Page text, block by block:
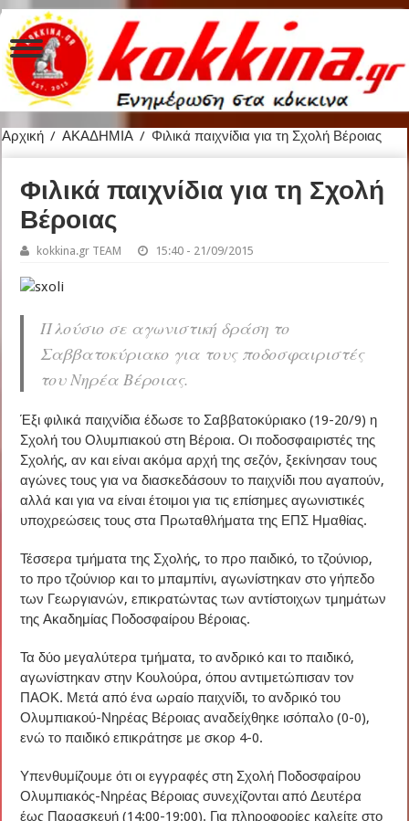
Αρχική / ΑΚΑΔΗΜΙΑ / Φιλικά παιχνίδια για τη Σχολή Βέροιας
Φιλικά παιχνίδια για τη Σχολή
Βέροιας
kokkina.gr TEAM 15:40 - 21/09/2015
Πλούσιο σε αγωνιστική δράση το
Σαββατοκύριακο για τους ποδοσφαιριστές
του Νηρέα Βέροιας.
Έξι φιλικά παιχνίδια έδωσε το Σαββατοκύριακο (19-20/9) η
Σχολή του Ολυμπιακού στη Βέροια. Οι ποδοσφαιριστές της
Σχολής, αν και είναι ακόμα αρχή της σεζόν, ξεκίνησαν τους
αγώνες τους για να διασκεδάσουν το παιχνίδι που αγαπούν,
αλλά και για να είναι έτοιμοι για τις επίσημες αγωνιστικές
υποχρεώσεις τους στα Πρωταθλήματα της ΕΠΣ Ημαθίας.
Τέσσερα τμήματα της Σχολής, το προ παιδικό, το τζούνιορ,
το προ τζούνιορ και το μπαμπίνι, αγωνίστηκαν στο γήπεδο
των Γεωργιανών, επικρατώντας των αντίστοιχων τμημάτων
της Ακαδημίας Ποδοσφαίρου Βέροιας.
Τα δύο μεγαλύτερα τμήματα, το ανδρικό και το παιδικό,
αγωνίστηκαν στην Κουλούρα, όπου αντιμετώπισαν τον
ΠΑΟΚ. Μετά από ένα ωραίο παιχνίδι, το ανδρικό του
Ολυμπιακού-Νηρέας Βέροιας αναδείχθηκε ισόπαλο (0-0),
ενώ το παιδικό επικράτησε με σκορ 4-0.
Υπενθυμίζουμε ότι οι εγγραφές στη Σχολή Ποδοσφαίρου
Ολυμπιακός-Νηρέας Βέροιας συνεχίζονται από Δευτέρα
έως Παρασκευή (14:00-19:00). Για πληροφορίες καλείτε στο